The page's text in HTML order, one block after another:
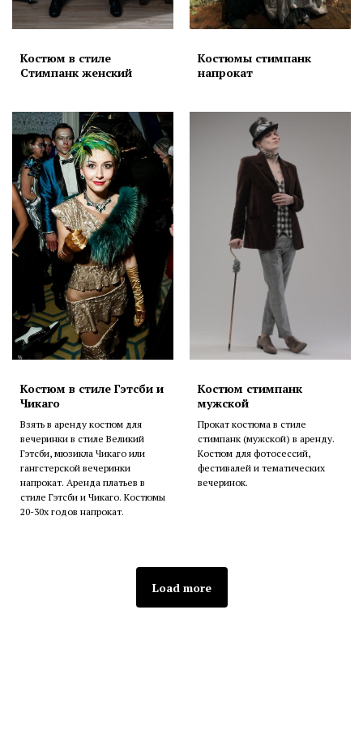
Костюм в стиле
Стимпанк женский
Костюмы стимпанк
напрокат
Костюм в стиле Гэтсби и
Чикаго
Взять в аренду костюм для
вечеринки в стиле Великий
Гэтсби, мюзикла Чикаго или
гангстерской вечеринки
напрокат. Аренда платьев в
стиле Гэтсби и Чикаго. Костюмы
20-30х годов напрокат.
Костюм стимпанк
мужской
Прокат костюма в стиле
стимпанк (мужской) в аренду.
Костюм для фотосессий,
фестивалей и тематических
вечеринок.
Load more